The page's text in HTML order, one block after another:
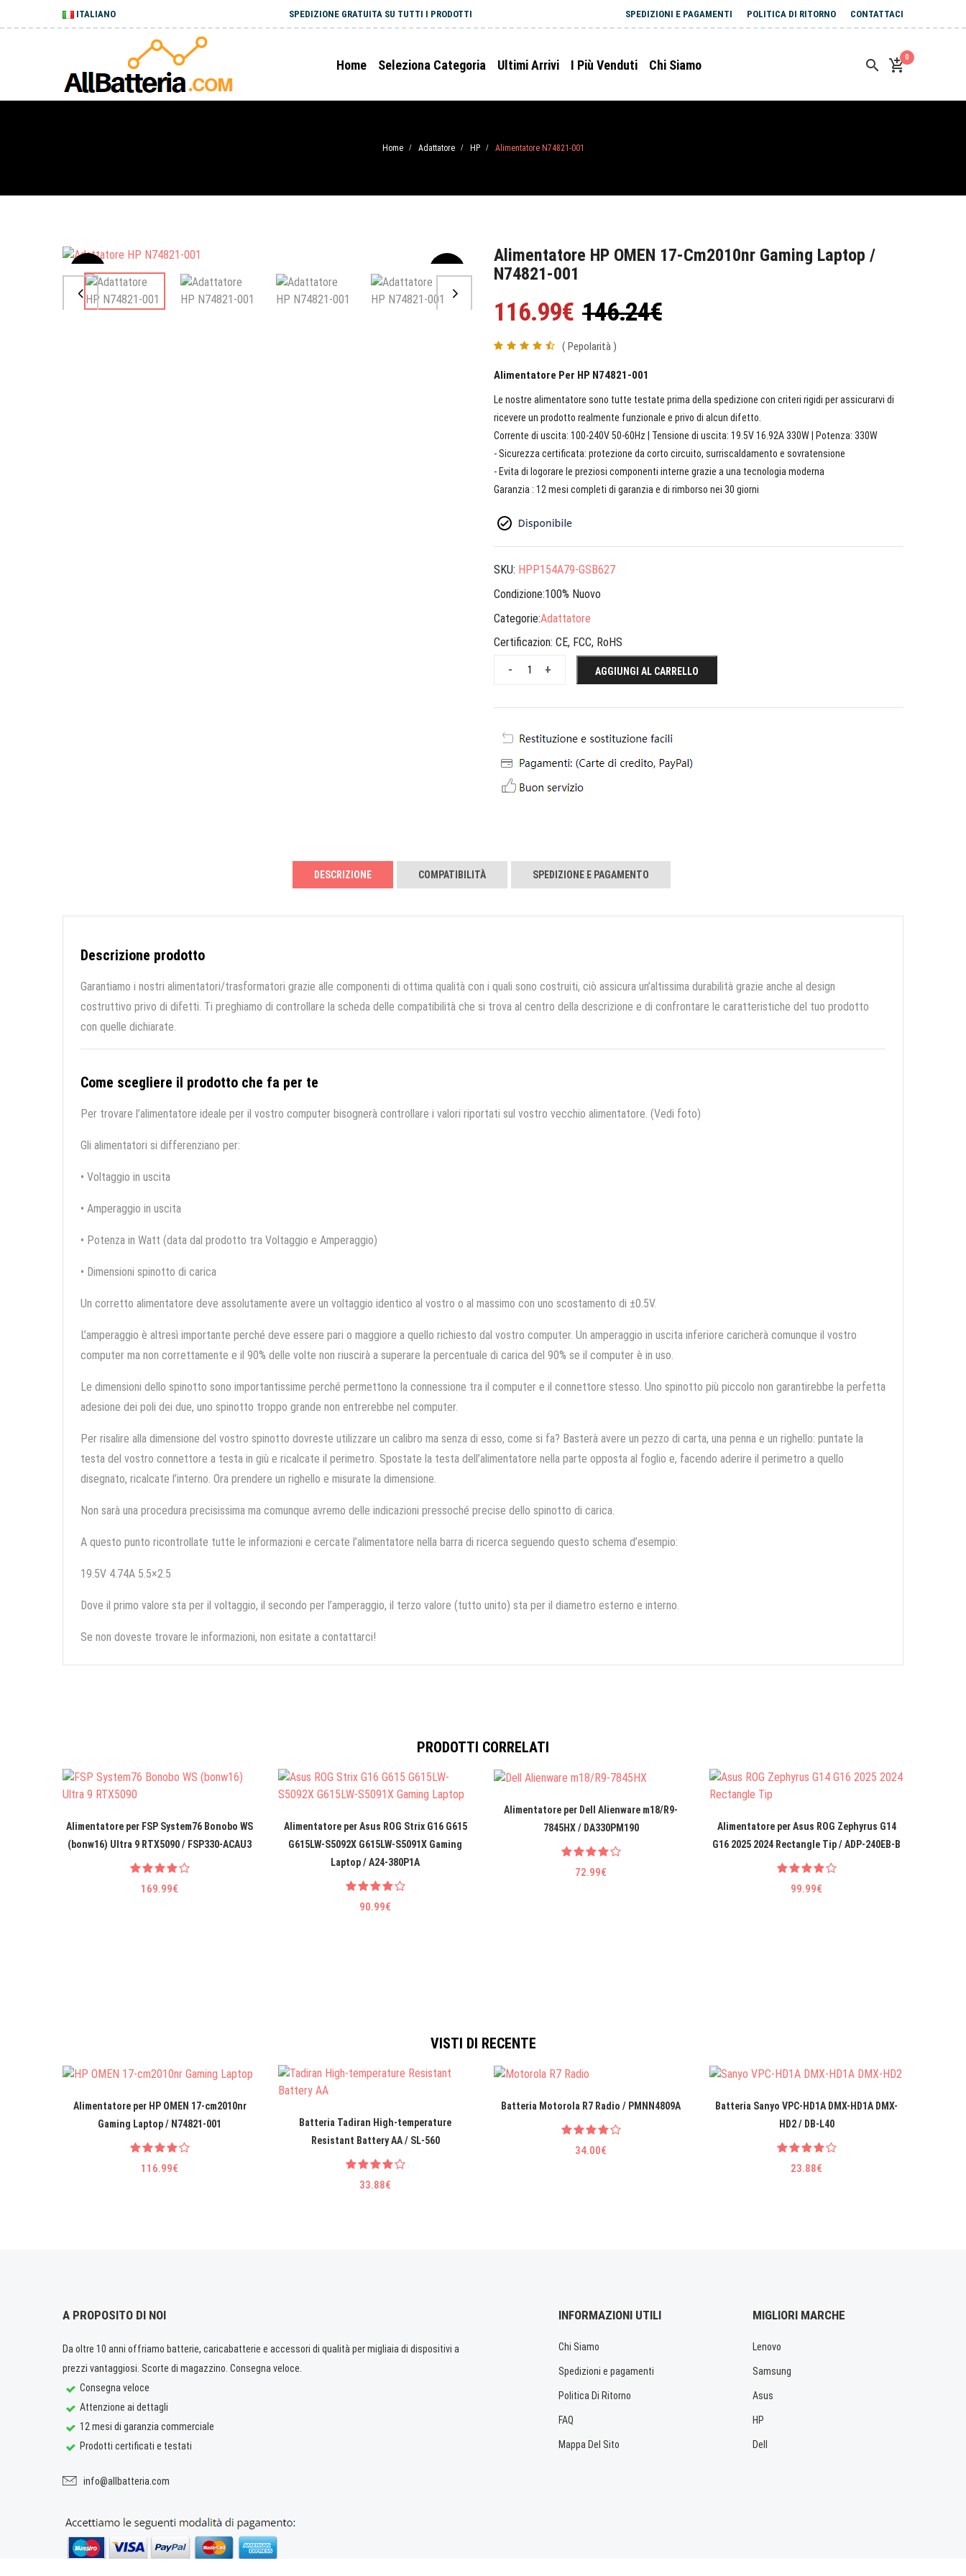
ITALIANO SPEDIZIONE GRATUITA SU TUTTI I PRODOTTI SPEDIZIONI E PAGAMENTI POLITICA DI RITORNO CONTATTACI
Home Seleziona Categoria Ultimi Arrivi I Più Venduti Chi Siamo
0
Home / Adattatore / HP / Alimentatore N74821-001
Sale
Alimentatore HP OMEN 17-Cm2010nr Gaming Laptop /
N74821-001
116.99€ 146.24€
( Pepolarità )
Alimentatore Per HP N74821-001
Le nostre alimentatore sono tutte testate prima della spedizione con criteri rigidi per assicurarvi di
ricevere un prodotto realmente funzionale e privo di alcun difetto.
Corrente di uscita: 100-240V 50-60Hz | Tensione di uscita: 19.5V 16.92A 330W | Potenza: 330W
- Sicurezza certificata: protezione da corto circuito, surriscaldamento e sovratensione
- Evita di logorare le preziosi componenti interne grazie a una tecnologia moderna
Garanzia : 12 mesi completi di garanzia e di rimborso nei 30 giorni
SKU: HPP154A79-GSB627
Condizione:100% Nuovo
Categorie:Adattatore
Certificazion: CE, FCC, RoHS
+
- AGGIUNGI AL CARRELLO
DESCRIZIONE COMPATIBILITÀ SPEDIZIONE E PAGAMENTO
Descrizione prodotto
Garantiamo i nostri alimentatori/trasformatori grazie alle componenti di ottima qualità con i quali sono costruiti, ciò assicura un’altissima durabilità grazie anche al design
costruttivo privo di difetti. Ti preghiamo di controllare la scheda delle compatibilità che si trova al centro della descrizione e di confrontare le caratteristiche del tuo prodotto
con quelle dichiarate.
Come scegliere il prodotto che fa per te
Per trovare l’alimentatore ideale per il vostro computer bisognerà controllare i valori riportati sul vostro vecchio alimentatore. (Vedi foto)
Gli alimentatori si differenziano per:
• Voltaggio in uscita
• Amperaggio in uscita
• Potenza in Watt (data dal prodotto tra Voltaggio e Amperaggio)
• Dimensioni spinotto di carica
Un corretto alimentatore deve assolutamente avere un voltaggio identico al vostro o al massimo con uno scostamento di ±0.5V.
L’amperaggio è altresì importante perché deve essere pari o maggiore a quello richiesto dal vostro computer. Un amperaggio in uscita inferiore caricherà comunque il vostro
computer ma non correttamente e il 90% delle volte non riuscirà a superare la percentuale di carica del 90% se il computer è in uso.
Le dimensioni dello spinotto sono importantissime perché permettono la connessione tra il computer e il connettore stesso. Uno spinotto più piccolo non garantirebbe la perfetta
adesione dei poli dei due, uno spinotto troppo grande non entrerebbe nel computer.
Per risalire alla dimensione del vostro spinotto dovreste utilizzare un calibro ma senza di esso, come si fa? Basterà avere un pezzo di carta, una penna e un righello: puntate la
testa del vostro connettore a testa in giù e ricalcate il perimetro. Spostate la testa dell’alimentatore nella parte opposta al foglio e, facendo aderire il perimetro a quello
disegnato, ricalcate l’interno. Ora prendere un righello e misurate la dimensione.
Non sarà una procedura precisissima ma comunque avremo delle indicazioni pressoché precise dello spinotto di carica.
A questo punto ricontrollate tutte le informazioni e cercate l’alimentatore nella barra di ricerca seguendo questo schema d’esempio:
19.5V 4.74A 5.5×2.5
Dove il primo valore sta per il voltaggio, il secondo per l’amperaggio, il terzo valore (tutto unito) sta per il diametro esterno e interno.
Se non doveste trovare le informazioni, non esitate a contattarci!
PRODOTTI CORRELATI
Alimentatore per FSP System76 Bonobo WS
(bonw16) Ultra 9 RTX5090 / FSP330-ACAU3
169.99€
Alimentatore per Asus ROG Strix G16 G615
G615LW-S5092X G615LW-S5091X Gaming
Laptop / A24-380P1A
90.99€
Alimentatore per Dell Alienware m18/R9-
7845HX / DA330PM190
72.99€
Alimentatore per Asus ROG Zephyrus G14
G16 2025 2024 Rectangle Tip / ADP-240EB-B
99.99€
VISTI DI RECENTE
Alimentatore per HP OMEN 17-cm2010nr
Gaming Laptop / N74821-001
116.99€
Batteria Tadiran High-temperature
Resistant Battery AA / SL-560
33.88€
Batteria Motorola R7 Radio / PMNN4809A
34.00€
Batteria Sanyo VPC-HD1A DMX-HD1A DMX-
HD2 / DB-L40
23.88€
A PROPOSITO DI NOI
Da oltre 10 anni offriamo batterie, caricabatterie e accessori di qualità per migliaia di dispositivi a
prezzi vantaggiosi. Scorte di magazzino. Consegna veloce.
Consegna veloce
Attenzione ai dettagli
12 mesi di garanzia commerciale
Prodotti certificati e testati
info@allbatteria.com
INFORMAZIONI UTILI
Chi Siamo
Spedizioni e pagamenti
Politica Di Ritorno
FAQ
Mappa Del Sito
MIGLIORI MARCHE
Lenovo
Samsung
Asus
HP
Dell